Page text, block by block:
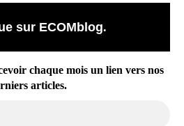
sur ECOMblog.
chaque mois un lien vers nos
articles.